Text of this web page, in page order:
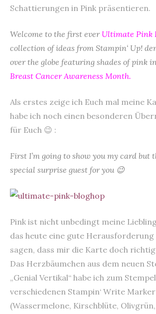
Schattierungen in Pink präsentieren.
Welcome to the first ever Ultimate Pink
collection of ideas from Stampin‘ Up!
over the globe featuring shades of pink
Breast Cancer Awareness Month.
Als erstes zeige ich Euch mal meine
habe ich noch einen besonderen
für Euch 😉 :
First I’m going to show you my card but
special surprise guest for you 😉
Pink ist nicht unbedingt meine
das heute eine gute Herausforderung
sagen, dass mir die Karte doch
Das Herzbäumchen aus dem neuen
„Genial Vertikal“ habe ich zum
verschiedenen Stampin‘ Write
(Wassermelone, Kirschblüte,